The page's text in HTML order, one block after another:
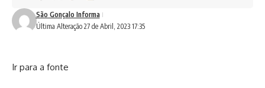
Última Alteração 27 de Abril, 2023 17:35
São Gonçalo Informa
Ir para a fonte